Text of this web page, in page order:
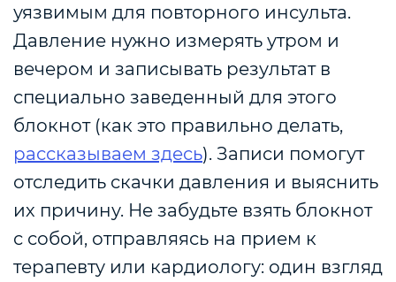
уязвимым для повторного инсульта.
Давление нужно измерять утром и
вечером и записывать результат в
специально заведенный для этого
блокнот (как это правильно делать,
рассказываем здесь). Записи помогут
отследить скачки давления и выяснить
их причину. Не забудьте взять блокнот
с собой, отправляясь на прием к
терапевту или кардиологу: один взгляд